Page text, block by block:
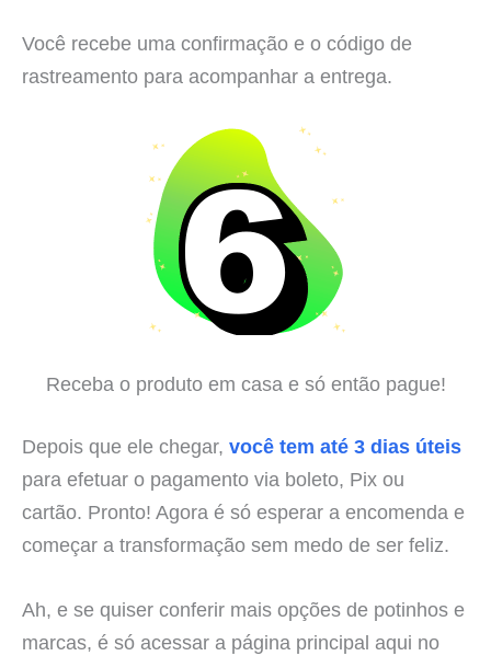
Você recebe uma confirmação e o código de
rastreamento para acompanhar a entrega.
Receba o produto em casa e só então pague!
Depois que ele chegar, você tem até 3 dias úteis
para efetuar o pagamento via boleto, Pix ou
cartão. Pronto! Agora é só esperar a encomenda e
começar a transformação sem medo de ser feliz.
Ah, e se quiser conferir mais opções de potinhos e
marcas, é só acessar a página principal aqui no